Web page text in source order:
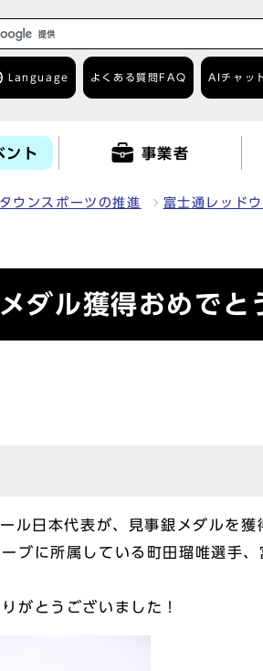
Language よくある質問 FAQ AIチャッ
ント 事業者
ウンスポーツの推進 富士通レッド
ダル獲得おめでと
日本代表が、見事銀メダルを獲
ブに所属している町田瑠唯選手
がとうございました！